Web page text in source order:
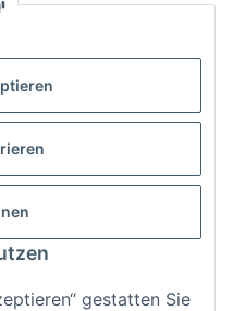
gestatten Sie